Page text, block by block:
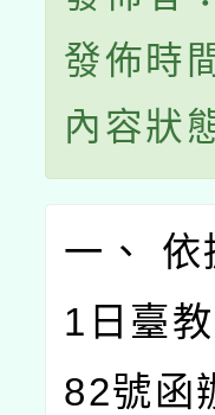
發佈時
內容狀
一、 依
1日臺
82號函